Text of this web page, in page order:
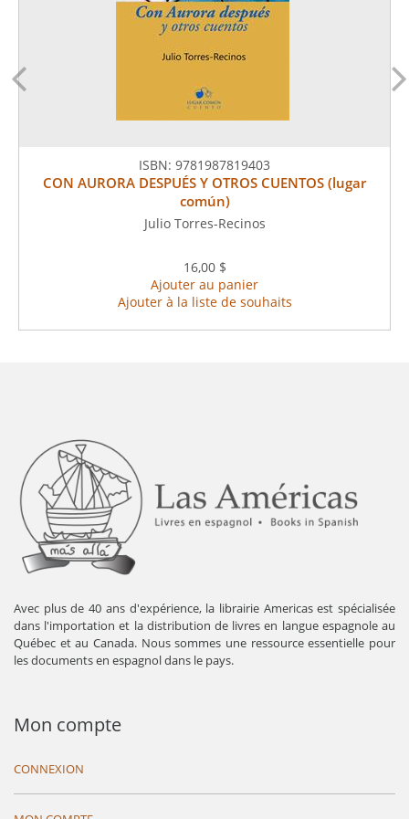
ISBN: 9781987819403
CON AURORA DESPUÉS Y OTROS CUENTOS (lugar
común)
Julio Torres-Recinos
16,00 $
Ajouter au panier
Ajouter à la liste de souhaits
Avec plus de 40 ans d'expérience, la librairie Americas est spécialisée
dans l'importation et la distribution de livres en langue espagnole au
Québec et au Canada. Nous sommes une ressource essentielle pour
les documents en espagnol dans le pays.
Mon compte
CONNEXION